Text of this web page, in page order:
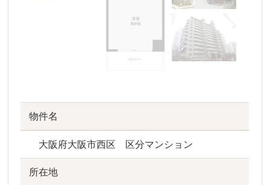
物件名
大阪府大阪市西区 区分マンション
所在地